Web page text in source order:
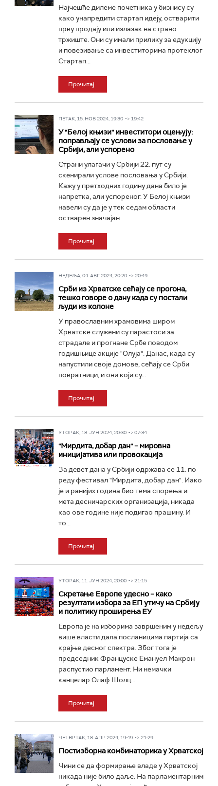
Најчешће дилеме почетника у бизнису су
како унапредити стартап идеју, остварити
прву продају или излазак на страно
тржиште. Они су имали прилику за едукцију
и повезивање са инвеститорима протеклог
Стартап...
Прочитај
ПЕТАК, 15. НОВ 2024, 19:30 -> 19:42
У "Белој књизи" инвеститори оцењују:
поправљају се услови за пословање у
Србији, али успорено
Страни улагачи у Србији 22. пут су
скенирали услове пословања у Србији.
Кажу у претходних годину дана било је
напретка, али успореног. У Белој књизи
навели су да је у тек седам области
остварен значајан...
Прочитај
НЕДЕЉА, 04. АВГ 2024, 20:20 -> 20:49
Срби из Хрватске сећају се прогона,
тешко говоре о дану када су постали
људи из колоне
У православним храмовима широм
Хрватске служени су парастоси за
страдале и прогнане Србе поводом
годишњице акције "Олуја". Данас, када су
напустили своје домове, сећају се Срби
повратници, и они који су...
Прочитај
УТОРАК, 18. ЈУН 2024, 20:30 -> 07:34
"Мирдита, добар дан" – мировна
иницијатива или провокација
За девет дана у Србији одржава се 11. по
реду фестивал "Мирдита, добар дан". Иако
је и ранијих година био тема спорења и
мета десничарских организација, никада
као ове године није подигао прашину. И
то...
Прочитај
УТОРАК, 11. ЈУН 2024, 20:00 -> 21:15
Скретање Европе удесно – како
резултати избора за ЕП утичу на Србију
и политику проширења ЕУ
Европа је на изборима завршеним у недељу
више власти дала посланицима партија са
крајње десног спектра. Због тога је
председник Француске Емануел Макрон
распустио парламент. Ни немачки
канцелар Олаф Шолц...
Прочитај
ЧЕТВРТАК, 18. АПР 2024, 19:49 -> 21:29
Постизборна комбинаторика у Хрватској
Чини се да формирање владе у Хрватској
никада није било даље. На парламентарним